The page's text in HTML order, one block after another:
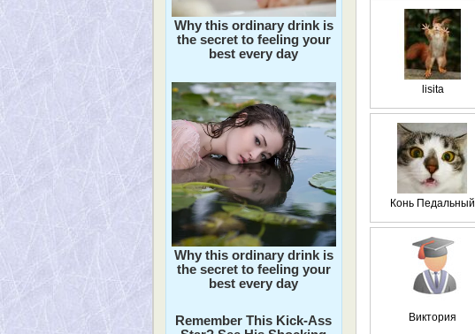
Why this ordinary drink is
the secret to feeling your
best every day
Why this ordinary drink is
the secret to feeling your
best every day
Remember This Kick-Ass
lisita
Конь Педальный
Виктория